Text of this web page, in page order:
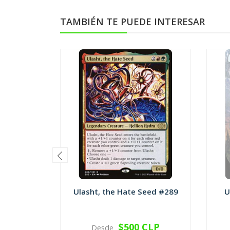
TAMBIÉN TE PUEDE INTERESAR
Ulasht, the Hate Seed #289
Desde $500 CLP